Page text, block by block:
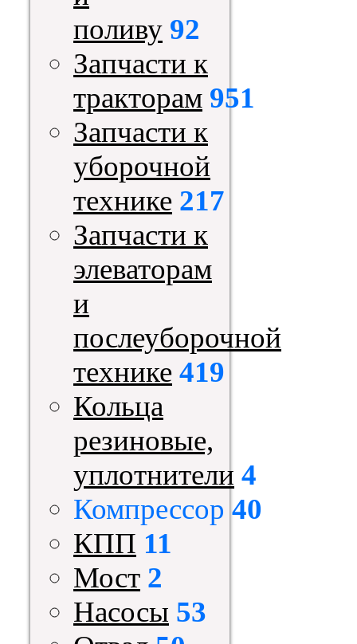
поливу 92
Запчасти к
тракторам 951
Запчасти к
уборочной
технике 217
Запчасти к
элеваторам
и
послеуборочной
технике 419
Кольца
резиновые,
уплотнители 4
Компрессор 40
КПП 11
Мост 2
Насосы 53